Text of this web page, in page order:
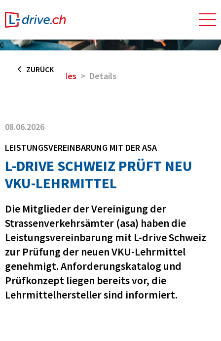
ZURÜCK
0
Home Aktuelles Details
08.06.2026
LEISTUNGSVEREINBARUNG MIT DER ASA
L-DRIVE SCHWEIZ PRÜFT NEU
VKU-LEHRMITTEL
Die Mitglieder der Vereinigung der
Strassenverkehrsämter (asa) haben die
Leistungsvereinbarung mit L-drive Schweiz
zur Prüfung der neuen VKU-Lehrmittel
genehmigt. Anforderungskatalog und
Prüfkonzept liegen bereits vor, die
Lehrmittelhersteller sind informiert.